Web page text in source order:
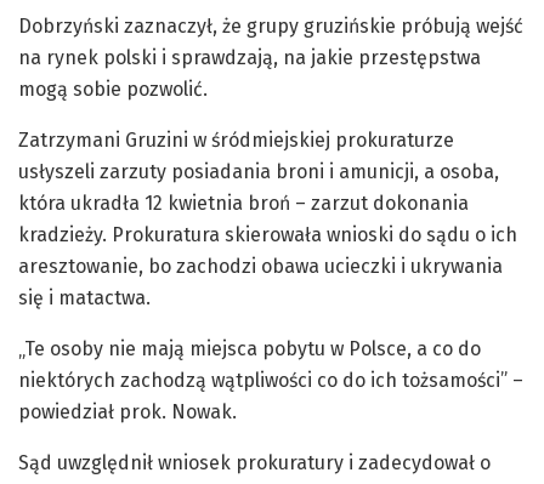
Dobrzyński zaznaczył, że grupy gruzińskie próbują wejść
na rynek polski i sprawdzają, na jakie przestępstwa
mogą sobie pozwolić.
Zatrzymani Gruzini w śródmiejskiej prokuraturze
usłyszeli zarzuty posiadania broni i amunicji, a osoba,
która ukradła 12 kwietnia broń – zarzut dokonania
kradzieży. Prokuratura skierowała wnioski do sądu o ich
aresztowanie, bo zachodzi obawa ucieczki i ukrywania
się i matactwa.
„Te osoby nie mają miejsca pobytu w Polsce, a co do
niektórych zachodzą wątpliwości co do ich tożsamości” –
powiedział prok. Nowak.
Sąd uwzględnił wniosek prokuratury i zadecydował o